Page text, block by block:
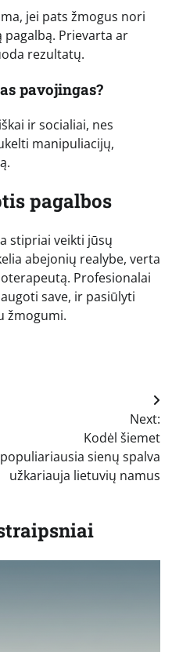
jei pats žmogus nori
Prievarta ar
rezultatų.
pavojingas?
ir socialiai, nes
manipuliacijų,
pagalbos
stipriai veikti jūsų
abejonių realybe, verta
Profesionalai
save, ir pasiūlyti
žmogumi.
Next:
Kodėl šiemet
populiariausia sienų spalva
užkariauja lietuvių namus